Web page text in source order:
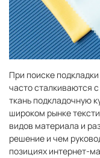
При поиске
часто сталкиваются
ткань подкладочную
широком рынке
видов материала и
решение и чем
позициях интернет-